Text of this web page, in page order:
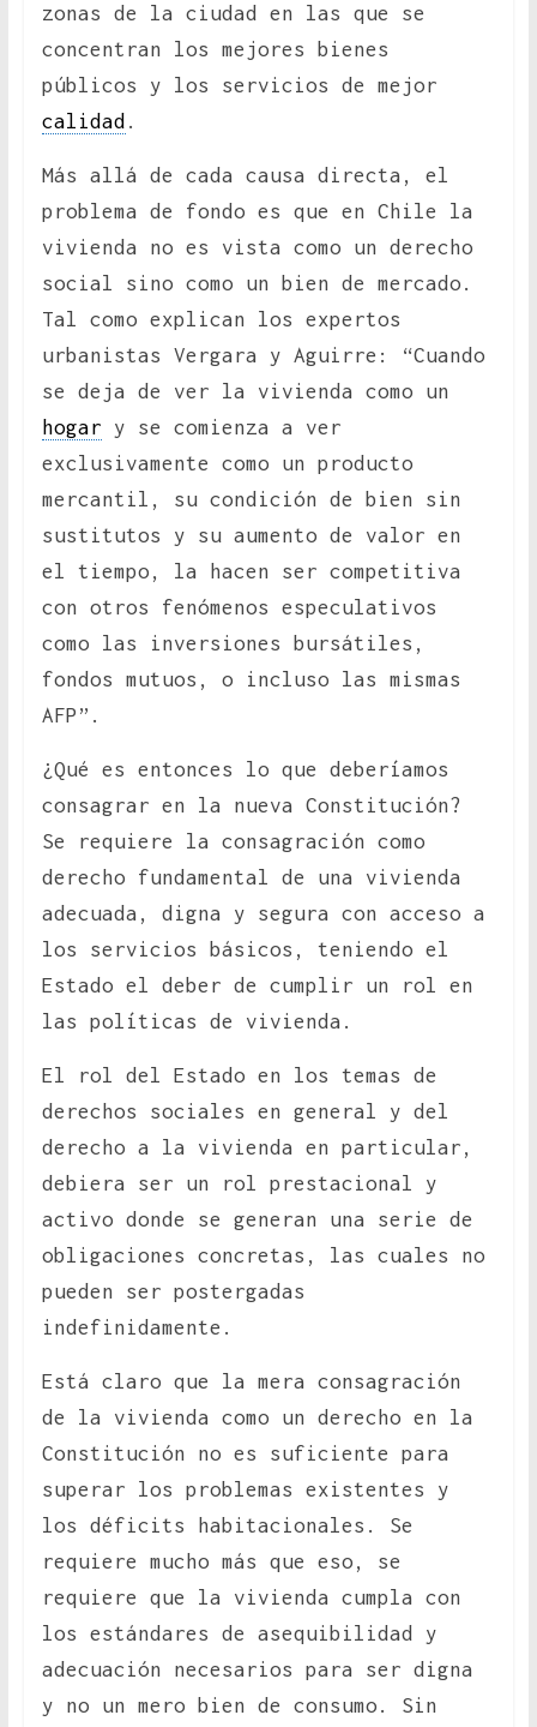
zonas de la ciudad en las que se
concentran los mejores bienes
públicos y los servicios de mejor
calidad .
Más allá de cada causa directa, el
problema de fondo es que en Chile la
vivienda no es vista como un derecho
social sino como un bien de mercado.
Tal como explican los expertos
urbanistas Vergara y Aguirre: “Cuando
se deja de ver la vivienda como un
hogar y se comienza a ver
exclusivamente como un producto
mercantil, su condición de bien sin
sustitutos y su aumento de valor en
el tiempo, la hacen ser competitiva
con otros fenómenos especulativos
como las inversiones bursátiles,
fondos mutuos, o incluso las mismas
AFP”.
¿Qué es entonces lo que deberíamos
consagrar en la nueva Constitución?
Se requiere la consagración como
derecho fundamental de una vivienda
adecuada, digna y segura con acceso a
los servicios básicos, teniendo el
Estado el deber de cumplir un rol en
las políticas de vivienda.
El rol del Estado en los temas de
derechos sociales en general y del
derecho a la vivienda en particular,
debiera ser un rol prestacional y
activo donde se generan una serie de
obligaciones concretas, las cuales no
pueden ser postergadas
indefinidamente.
Está claro que la mera consagración
de la vivienda como un derecho en la
Constitución no es suficiente para
superar los problemas existentes y
los déficits habitacionales. Se
requiere mucho más que eso, se
requiere que la vivienda cumpla con
los estándares de asequibilidad y
adecuación necesarios para ser digna
y no un mero bien de consumo. Sin